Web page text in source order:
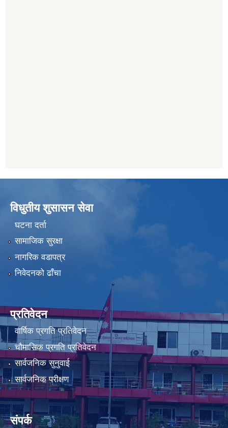
विधुतीय शुसासन सेवा
घटना दर्ता
सामाजिक सुरक्षा
नागरिक वडापत्र
निवेदनको ढाँचा
प्रतिवेदन
वार्षिक प्रगति प्रतिवेदन
चौमासिक प्रगति प्रतिवेदन
सार्वजनिक सुनुवाई
सार्वजनिक परीक्षण
संपर्क